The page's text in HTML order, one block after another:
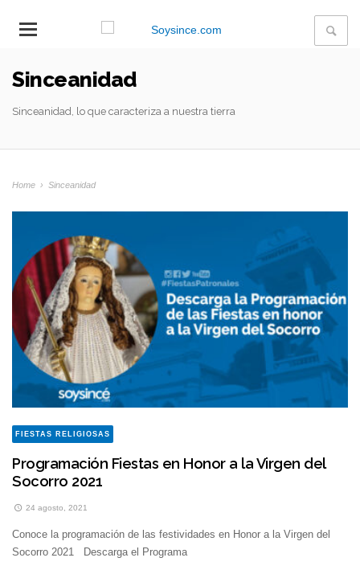
Sinceanidad
Sinceanidad, lo que caracteriza a nuestra tierra
Home › Sinceanidad
FIESTAS RELIGIOSAS
Programación Fiestas en Honor a la Virgen del
Socorro 2021
24 agosto, 2021
Conoce la programación de las festividades en Honor a la Virgen del
Socorro 2021 Descarga el Programa